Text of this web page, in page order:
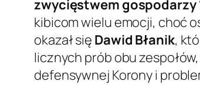
zwycięstwem gospodarzy
kibicom wielu emocji, choć
okazał się Dawid Błanik,
licznych prób obu
defensywnej Korony i